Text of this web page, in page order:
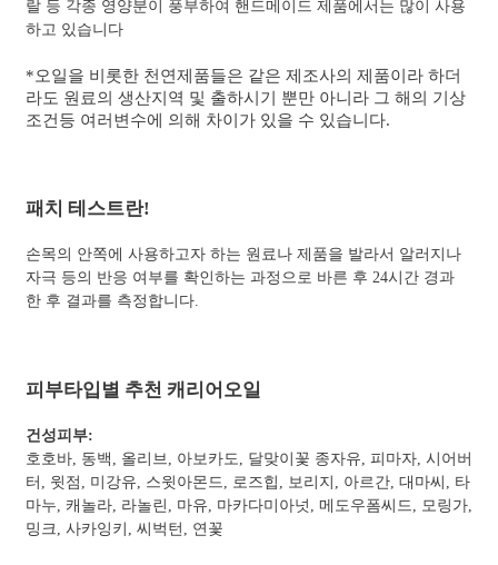
랄 등 각종 영양분이 풍부하여 핸드메이드 제품에서는 많이 사용
하고 있습니다
*오일을 비롯한 천연제품들은 같은 제조사의 제품이라 하더
라도 원료의 생산지역 및 출하시기 뿐만 아니라 그 해의 기상
조건등 여러변수에 의해 차이가 있을 수 있습니다.
패치 테스트란!
손목의 안쪽에 사용하고자 하는 원료나 제품을 발라서 알러지나
자극 등의 반응 여부를 확인하는 과정으로 바른 후 24시간 경과
한 후 결과를 측정합니다.
피부타입별 추천 캐리어오일
건성피부:
호호바, 동백, 올리브, 아보카도, 달맞이꽃 종자유, 피마자, 시어버
터, 윗점, 미강유, 스윗아몬드, 로즈힙, 보리지, 아르간, 대마씨, 타
마누, 캐놀라, 라놀린, 마유, 마카다미아넛, 메도우폼씨드, 모링가,
밍크, 사카잉키, 씨벅턴, 연꽃